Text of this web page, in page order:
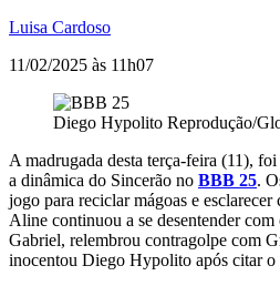
Luisa Cardoso
11/02/2025 às 11h07
Diego Hypolito Reprodução/
A madrugada desta terça-feira (11),
a dinâmica do Sincerão no BBB 25.
jogo para reciclar mágoas e esclarecer
Aline continuou a se desentender com
Gabriel, relembrou contragolpe com
inocentou Diego Hypolito após citar o